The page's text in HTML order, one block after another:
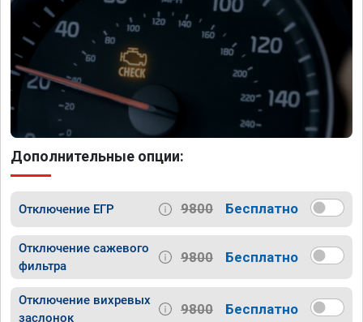
Дополнительные опции:
Отключение ЕГР 9800 Бесплатно
Отключение сажевого
фильтра
9800 Бесплатно
Отключение вихревых
заслонок
9800 Бесплатно